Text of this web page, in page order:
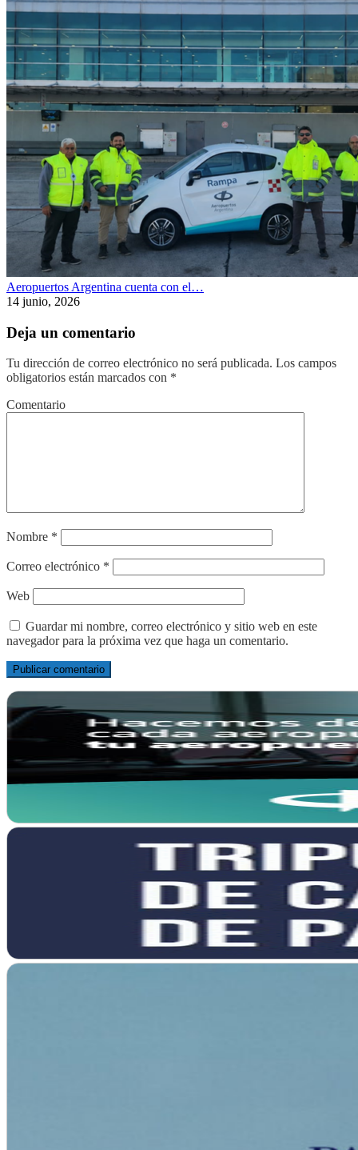
Aeropuertos Argentina cuenta con el…
14 junio, 2026
Deja un comentario
Tu dirección de correo electrónico no será publicada. Los campos
obligatorios están marcados con *
Comentario
Nombre *
Correo electrónico *
Web
Guardar mi nombre, correo electrónico y sitio web en este
navegador para la próxima vez que haga un comentario.